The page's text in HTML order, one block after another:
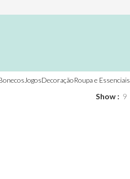
JogosDecoraçãoRoupa e Essenciais
Show 9